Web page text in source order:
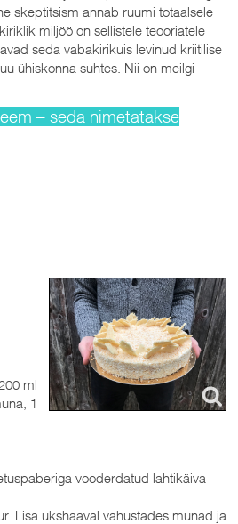
skeptitsism annab ruumi totaalsele
miljöö on sellistele teooriatele
seda vabakirikuis levinud kriitilise
ühiskonna suhtes. Nii on meilgi
– seda nimetatakse
ml
1
vooderdatud lahtikäiva
Lisa ükshaaval vahustades munad ja